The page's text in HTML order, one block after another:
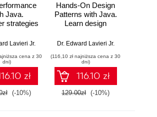
Java.
strategies
high
Lavieri Jr.
cena z 30
dni)
zł
(-10%)
Hands-On Design
Patterns with Java.
Learn design
enable the building
software
architectures
Dr. Edward Lavieri Jr.
(116,10 zł najniższa cena z 30
dni)
116.10 zł
129.00zł (-10%)